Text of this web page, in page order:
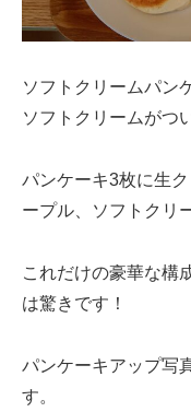
ソフトクリームパン
ソフトクリームがつ
パンケーキ3枚に生
ープル、ソフトクリ
これだけの豪華な構
は驚きです！
パンケーキアップ写
す。